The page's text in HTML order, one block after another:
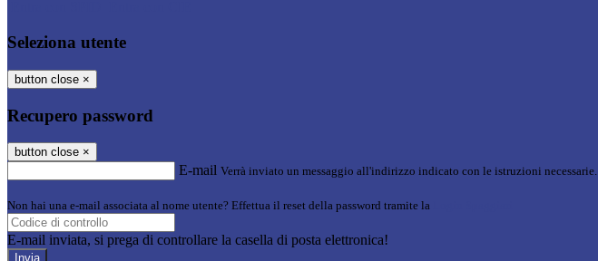
Seleziona utente
button close ×
Recupero password
button close ×
E-mail Verrà inviato un messaggio all'indirizzo indicato con le istruzioni necessarie.
Non hai una e-mail associata al nome utente? Effettua il reset della password tramite la
E-mail inviata, si prega di controllare la casella di posta elettronica!